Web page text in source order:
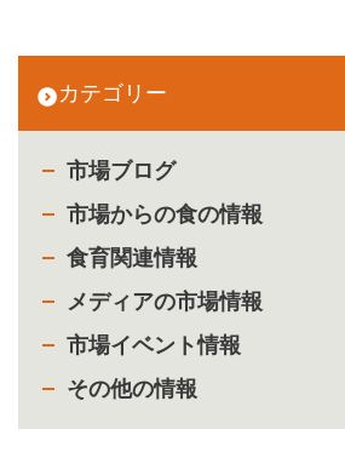
カテゴリー
市場ブログ
市場からの食の情報
食育関連情報
メディアの市場情報
市場イベント情報
その他の情報